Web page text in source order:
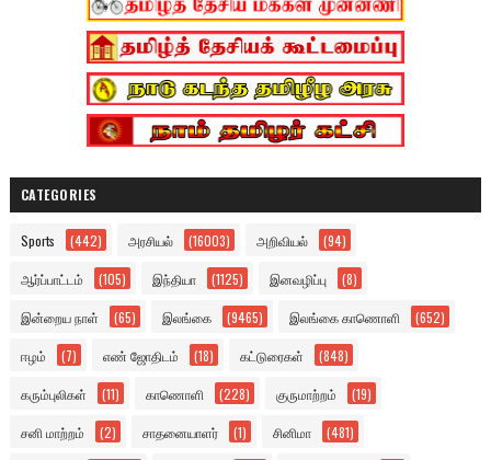
CATEGORIES
Sports (442) அரசியல் (16003) அறிவியல் (94)
ஆர்ப்பாட்டம் (105) இந்தியா (1125) இனவழிப்பு (8)
இன்றைய நாள் (65) இலங்கை (9465) இலங்கை காணொளி (652)
ஈழம் (7) எண் ஜோதிடம் (18) கட்டுரைகள் (848)
கரும்புலிகள் (11) காணொளி (228) குருமாற்றம் (19)
சனி மாற்றம் (2) சாதனையாளர் (1) சினிமா (481)